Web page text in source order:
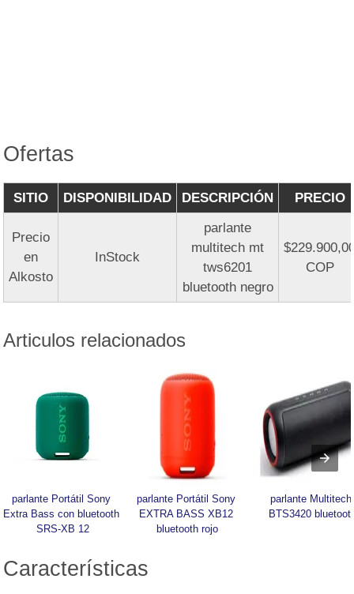
Ofertas
SITIO DISPONIBILIDAD DESCRIPCIÓN PRECIO
Precio
en
Alkosto
InStock
parlante
multitech mt
tws6201
bluetooth negro
COP
Articulos relacionados
parlante Portátil Sony
Extra Bass con bluetooth
SRS-XB 12
parlante Portátil Sony
EXTRA BASS XB12
bluetooth rojo
parlante Multitech
BTS3420
Características